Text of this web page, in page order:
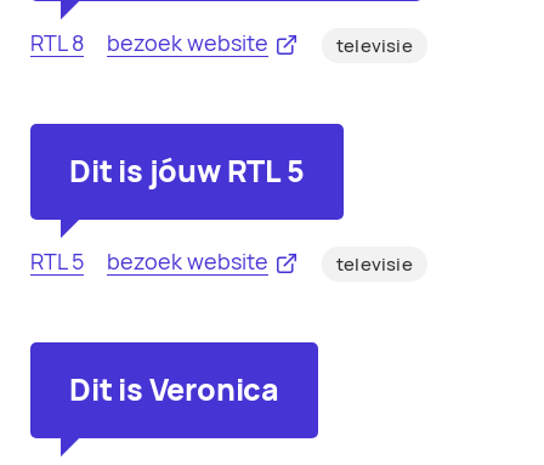
RTL 8 bezoek website televisie
Dit is jóuw RTL 5
RTL 5 bezoek website televisie
Dit is Veronica